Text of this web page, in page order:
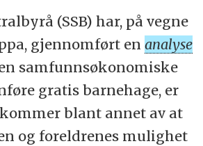
(SSB) har, på vegne
gjennomført en analyse
samfunnsøkonomiske
gratis barnehage, er
blant annet av at
og foreldrenes mulighet